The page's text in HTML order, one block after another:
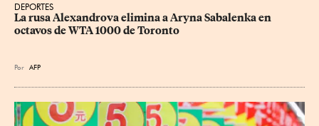
DEPORTES
La rusa Alexandrova elimina a Aryna Sabalenka en
octavos de WTA 1000 de Toronto
Por AFP